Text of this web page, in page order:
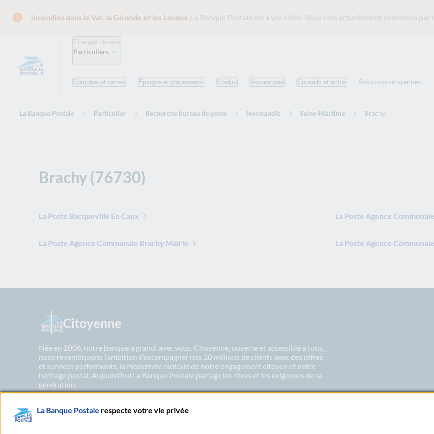
Incendies dans le Var, la Gironde et les Landes :La Banque Postale est à vos côtés. Vous êtes actuellement concernés par
Changer de site
Particuliers
Comptes et cartes Épargne et placements Crédits Assurances Conseils et actus Solutions citoyennes
La Banque Postale Particulier Recherche bureau de poste Normandie Seine-Martime Brachy
Brachy (76730)
La Poste Bacqueville En Caux La Poste Agence
La Poste Agence Communale Brachy Mairie La Poste Agence
Citoyenne
Née en 2006, notre banque a grandi avec vous. Citoyenne, ouverte et accessible à tous,
nous revendiquons l’ambition d’accompagner nos 20 millions de clients avec des offres
et services performants, la modernité radicale de notre engagement citoyen et notre
héritage postal. Aujourd’hui La Banque Postale partage les rêves et les exigences de sa
génération.
En savoir plus sur nos engagements
La Banque Postale respecte votre vie privée